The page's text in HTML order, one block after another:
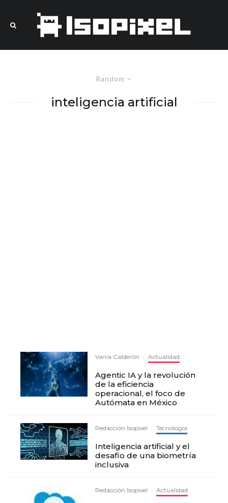
Random
inteligencia artificial
Vania Calderón · Actualidad
Agentic IA y la revolución
de la eficiencia
operacional, el foco de
Autómata en México
Redacción Isopixel · Tecnología
Inteligencia artificial y el
desafío de una biometría
inclusiva
Redacción Isopixel · Actualidad